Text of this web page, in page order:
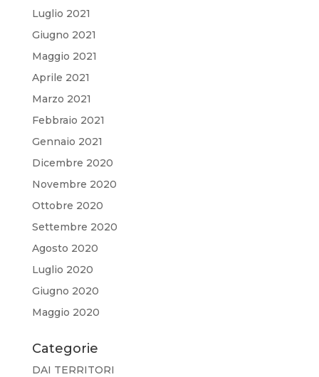
Luglio 2021
Giugno 2021
Maggio 2021
Aprile 2021
Marzo 2021
Febbraio 2021
Gennaio 2021
Dicembre 2020
Novembre 2020
Ottobre 2020
Settembre 2020
Agosto 2020
Luglio 2020
Giugno 2020
Maggio 2020
Categorie
DAI TERRITORI